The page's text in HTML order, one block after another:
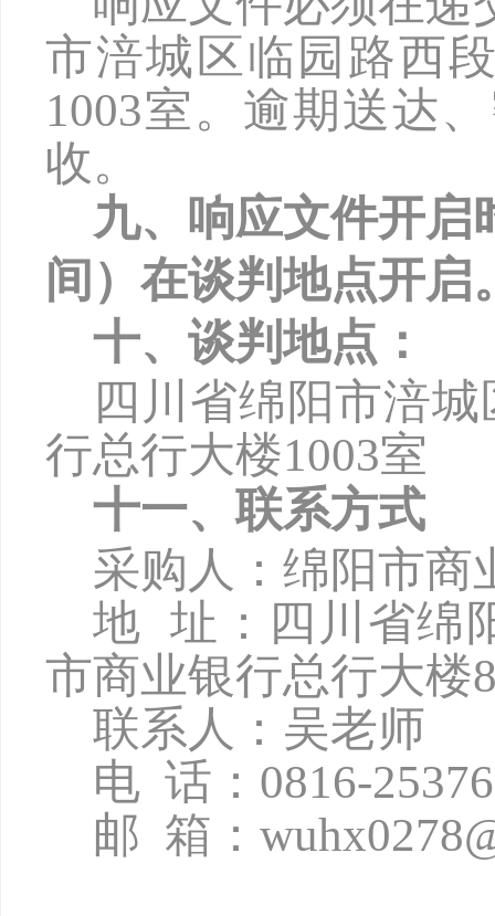
市涪城区临园路西
1003室。逾期送达
收。
九、响应文件开启
间）在谈判地点开启
十、谈判地点：
四川省绵阳市涪
行总行大楼1003室
十一、联系方式
采购人：绵阳市商
地 址：四川省绵
市商业银行总行大楼
联系人：吴老师
电 话： 0816-
邮 箱：